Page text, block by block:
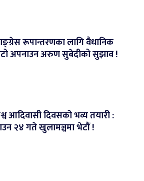
रूपान्तरणका लागि वैधानिक
अपनाउन अरुण सुबेदीको सुझाव !
आदिवासी दिवसको भव्य तयारी :
२४ गते खुलामञ्चमा भेटौं !